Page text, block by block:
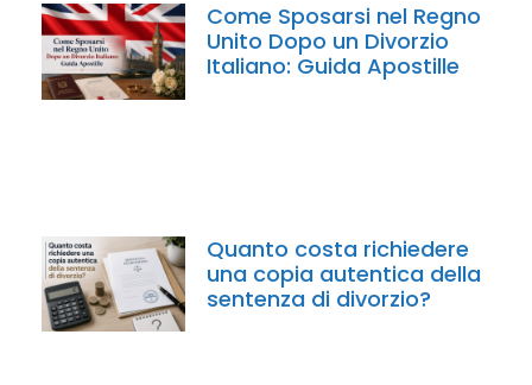
Come Sposarsi nel Regno
Unito Dopo un Divorzio
Italiano: Guida Apostille
Quanto costa richiedere
una copia autentica della
sentenza di divorzio?